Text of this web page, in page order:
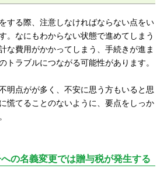
する際、注意しなければならない点をい
。なにもわからない状態で進めてしまう
な費用がかかってしまう、手続きが進ま
トラブルにつながる可能性があります。
明点がが多く、不安に思う方もいると思
慌てることのないように、要点をしっか
名義変更では贈与税が発生する